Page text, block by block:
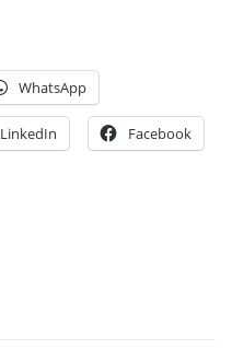
WhatsApp
LinkedIn Facebook